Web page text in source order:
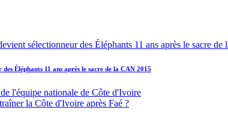
Éléphants 11 ans après le sacre de la CAN 2015
l'équipe nationale de Côte d'Ivoire
la Côte d'Ivoire après Faé ?